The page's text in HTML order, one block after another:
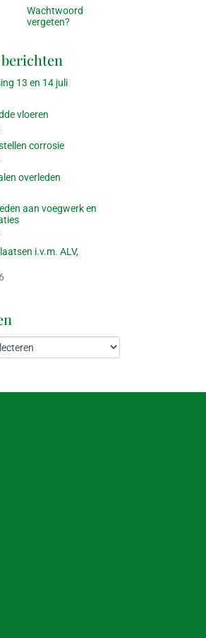
Wachtwoord
vergeten?
13 en 14 juli
vloeren
corrosie
overleden
aan voegwerk en
i.v.m. ALV,